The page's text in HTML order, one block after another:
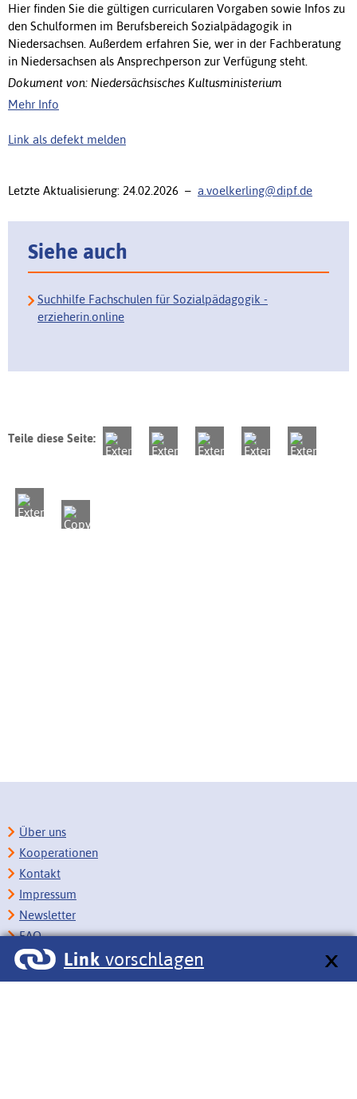
Hier finden Sie die gültigen curricularen Vorgaben sowie Infos zu
den Schulformen im Berufsbereich Sozialpädagogik in
Niedersachsen. Außerdem erfahren Sie, wer in der Fachberatung
in Niedersachsen als Ansprechperson zur Verfügung steht.
Dokument von: Niedersächsisches Kultusministerium
Mehr Info
Link als defekt melden
Letzte Aktualisierung: 24.02.2026 – a.voelkerling@dipf.de
Siehe auch
Suchhilfe Fachschulen für Sozialpädagogik -
erzieherin.online
Teile diese Seite:
Link vorschlagen
Über uns
Kooperationen
Kontakt
Impressum
Newsletter
FAQ
Copyright